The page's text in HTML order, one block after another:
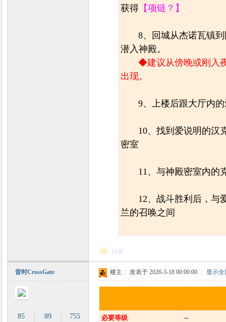
获得 【项链？】
8、回城从杰诺瓦镇
潜入神殿。
◆建议从傍晚或刚入
出现。
9、上楼后跟大厅内
10、找到爱说明的汉
密室
11、与神殿密室内的
12、战斗胜利后，与
兰的召唤之间
回复
昔时CrossGate
85 89 755
楼主 发表于 2026-3-18 00:00:00 显示
必要等级
--